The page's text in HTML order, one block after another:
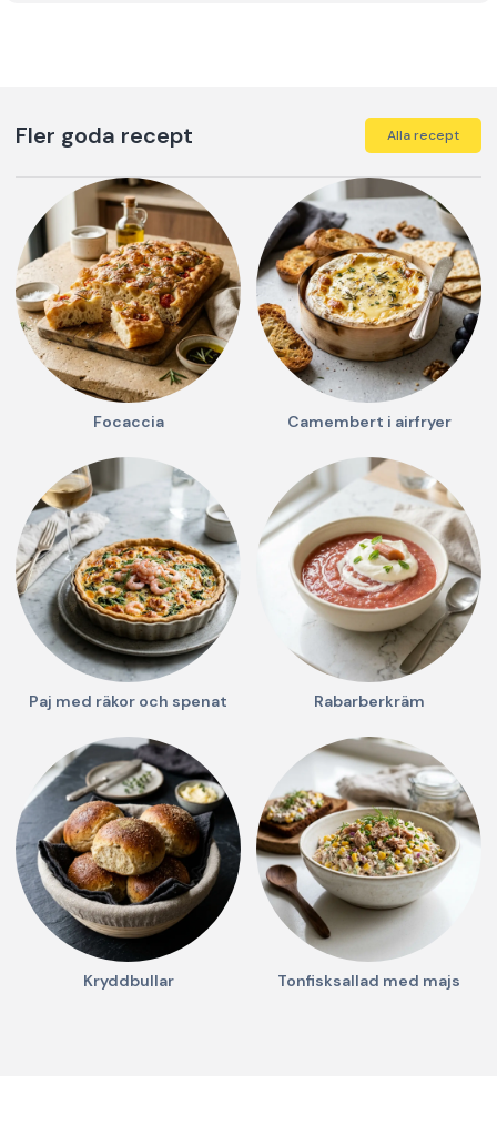
Fler goda recept Alla recept
Focaccia Camembert i airfryer
Paj med räkor och spenat Rabarberkräm
Kryddbullar Tonfisksallad med majs